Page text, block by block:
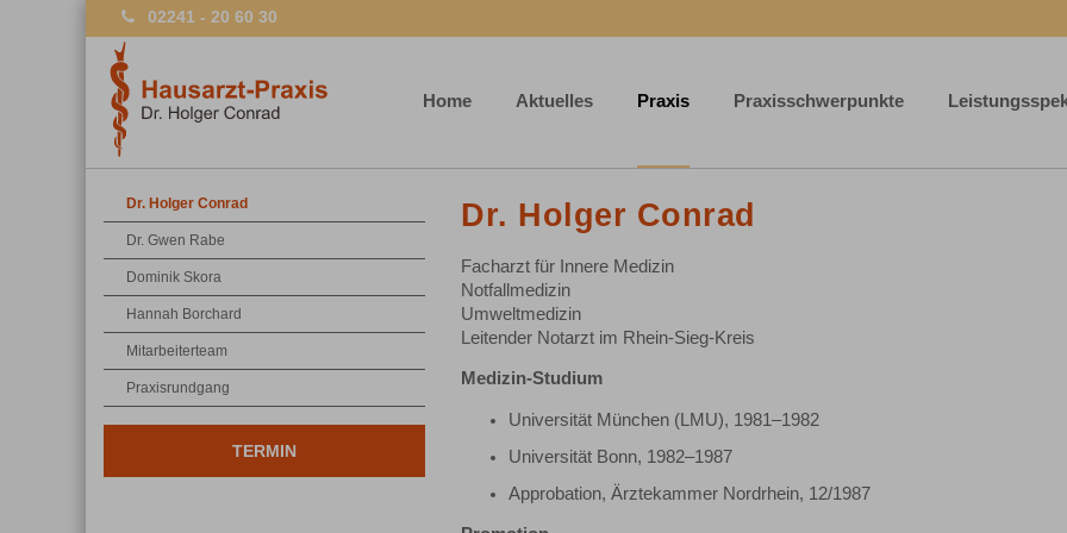
02241 - 20 60 30
Home Aktuelles Praxis Praxisschwerpunkte
Dr. Holger Conrad
Dr. Gwen Rabe
Dominik Skora
Hannah Borchard
Mitarbeiterteam
Praxisrundgang
TERMIN
Dr. Holger Conrad
Facharzt für Innere Medizin
Notfallmedizin
Umweltmedizin
Leitender Notarzt im Rhein-Sieg-Kreis
Medizin-Studium
Universität München (LMU), 1981–1982
Universität Bonn, 1982–1987
Approbation, Ärztekammer Nordrhein, 12/1987